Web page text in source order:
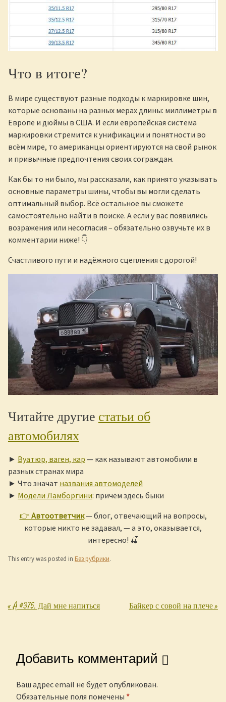
Что в итоге?
В мире существуют разные подходы к маркировке шин,
которые основаны на разных мерах длины: миллиметры в
Европе и дюймы в США. И если европейская система
маркировки стремится к унификации и понятности во
всём мире, то американцы ориентируются на свой рынок
и привычные предпочтения своих сограждан.
Как бы то ни было, мы рассказали, как принято указывать
основные параметры шины, чтобы вы могли сделать
оптимальный выбор. Всё остальное вы сможете
самостоятельно найти в поиске. А если у вас появились
возражения или несогласия – обязательно озвучьте их в
комментарии ниже! 👇
Счастливого пути и надёжного сцепления с дорогой!
Читайте другие статьи об
автомобилях
► Вуатюр, ваген, кар — как называют автомобили в
разных странах мира
► Что значат названия автомоделей
► Модели Ламборгини: причём здесь быки
👉 Автоответчик— блог, отвечающий на вопросы,
которые никто не задавал, — а это, оказывается,
интересно! 🍒
This entry was posted in Без рубрики.
Post navigation
«Å #375. Дай мне напиться Байкер с совой на плече»
Добавить комментарий
Ваш адрес email не будет опубликован.
Обязательные поля помечены *